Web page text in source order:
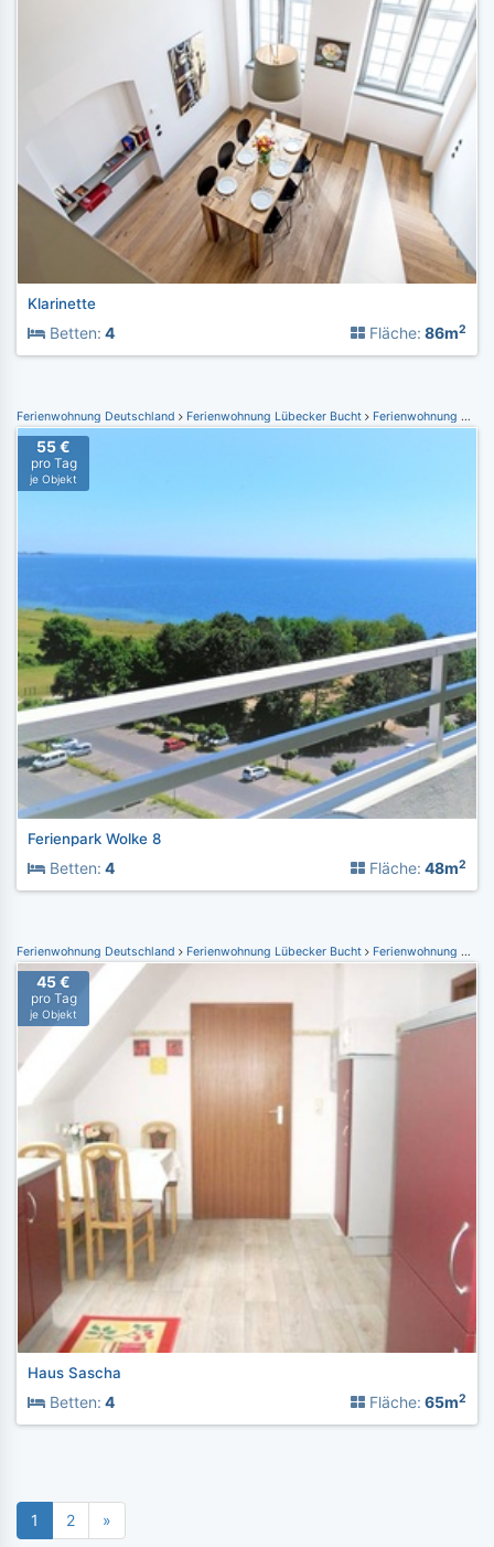
Klarinette
Betten: 4 Fläche: 86m2
Ferienwohnung Deutschland Ferienwohnung Lübecker Bucht Ferienwohnung Sierksdorf
55 €
pro Tag
je Objekt
Ferienpark Wolke 8
Betten: 4 Fläche: 48m2
Ferienwohnung Deutschland Ferienwohnung Lübecker Bucht Ferienwohnung Kellenhusen
45 €
pro Tag
je Objekt
Haus Sascha
Betten: 4 Fläche: 65m2
1 2 »